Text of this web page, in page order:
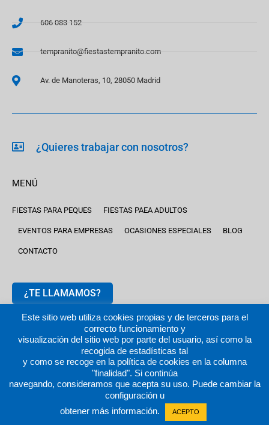
606 083 152
tempranito@fiestastempranito.com
Av. de Manoteras, 10, 28050 Madrid
¿Quieres trabajar con nosotros?
MENÚ
FIESTAS PARA PEQUES FIESTAS PAEA ADULTOS
EVENTOS PARA EMPRESAS OCASIONES ESPECIALES BLOG
CONTACTO
¿TE LLAMAMOS?
2024 © fiestastempranito.com | Todos los derechos reservados
Aviso legal | Política de privacidad|Política de cookies
Este sitio web utiliza cookies propias y de terceros para el
correcto funcionamiento y
visualización del sitio web por parte del usuario, así como la
recogida de estadísticas tal
y como se recoge en la política de cookies en la columna
"finalidad". Si continúa
navegando, consideramos que acepta su uso. Puede cambiar la
configuración u
obtener más información.
ACEPTO